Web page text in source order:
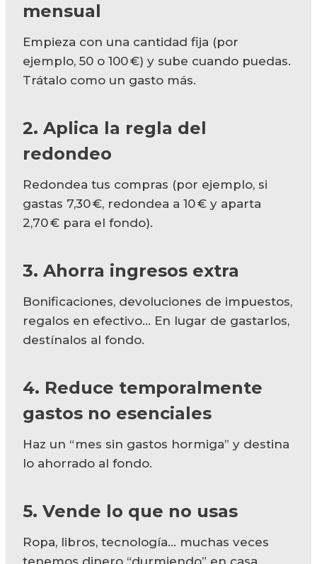
mensual
Empieza con una cantidad fija (por
ejemplo, 50 o 100 €) y sube cuando puedas.
Trátalo como un gasto más.
2. Aplica la regla del
redondeo
Redondea tus compras (por ejemplo, si
gastas 7,30 €, redondea a 10 € y aparta
2,70 € para el fondo).
3. Ahorra ingresos extra
Bonificaciones, devoluciones de impuestos,
regalos en efectivo… En lugar de gastarlos,
destínalos al fondo.
4. Reduce temporalmente
gastos no esenciales
Haz un “mes sin gastos hormiga” y destina
lo ahorrado al fondo.
5. Vende lo que no usas
Ropa, libros, tecnología… muchas veces